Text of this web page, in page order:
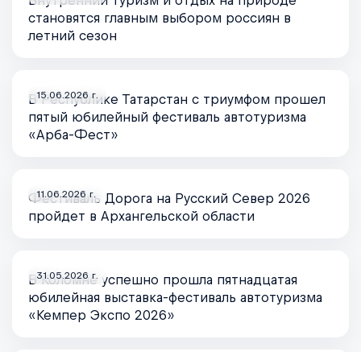
становятся главным выбором россиян в
летний сезон
15.06.2026 г.
В Республике Татарстан с триумфом прошел
пятый юбилейный фестиваль автотуризма
«Арба-Фест»
11.06.2026 г.
Фестиваль Дорога на Русский Север 2026
пройдет в Архангельской области
31.05.2026 г.
В Коломне успешно прошла пятнадцатая
юбилейная выставка-фестиваль автотуризма
«Кемпер Экспо 2026»